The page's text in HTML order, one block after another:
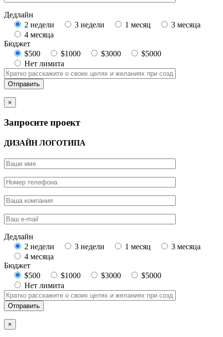
Дедлайн
2 недели
3 недели 1 месяц
3 месяца
4 месяца
Бюджет
$500
$1000 $3000
$5000
Нет лимита
×
Запросите проект
ДИЗАЙН ЛОГОТИПА
Дедлайн
2 недели
3 недели 1 месяц
3 месяца
4 месяца
Бюджет
$500
$1000 $3000
$5000
Нет лимита
×